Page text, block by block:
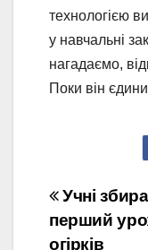
технологією
у навчальні
нагадаємо,
Поки він
записів
Учні
перший
огірків